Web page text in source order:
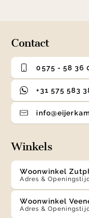
Contact
0575 - 58 36
+31 575 583
Winkels
Woonwinkel
Adres &
Woonwinkel
Adres &